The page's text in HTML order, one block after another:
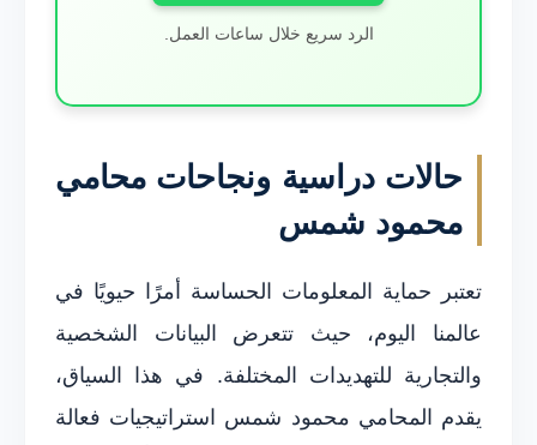
الرد سريع خلال ساعات العمل.
حالات دراسية ونجاحات محامي
محمود شمس
تعتبر حماية المعلومات الحساسة أمرًا حيويًا في
عالمنا اليوم، حيث تتعرض البيانات الشخصية
والتجارية للتهديدات المختلفة. في هذا السياق،
يقدم المحامي محمود شمس استراتيجيات فعالة